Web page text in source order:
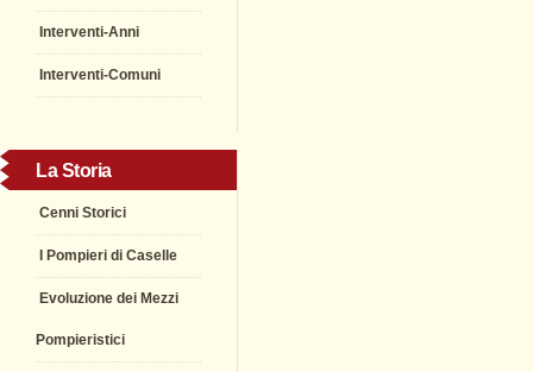
Interventi-Anni
Interventi-Comuni
La Storia
Cenni Storici
I Pompieri di Caselle
Evoluzione dei Mezzi
Pompieristici